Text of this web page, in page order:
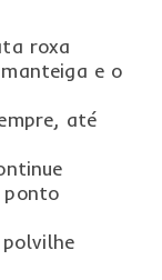
roxa
e o
até
ponto